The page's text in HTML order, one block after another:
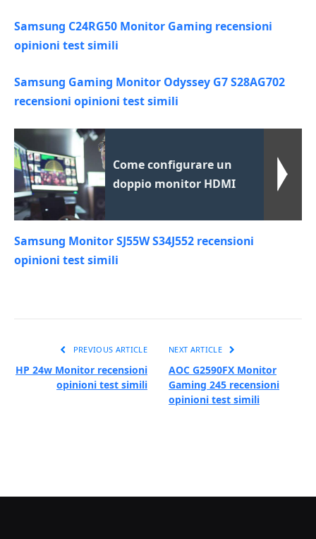
Samsung C24RG50 Monitor Gaming recensioni
opinioni test simili
Samsung Gaming Monitor Odyssey G7 S28AG702
recensioni opinioni test simili
Come configurare un
doppio monitor HDMI
Samsung Monitor SJ55W S34J552 recensioni
opinioni test simili
PREVIOUS ARTICLE
HP 24w Monitor recensioni
opinioni test simili
NEXT ARTICLE
AOC G2590FX Monitor
Gaming 245 recensioni
opinioni test simili